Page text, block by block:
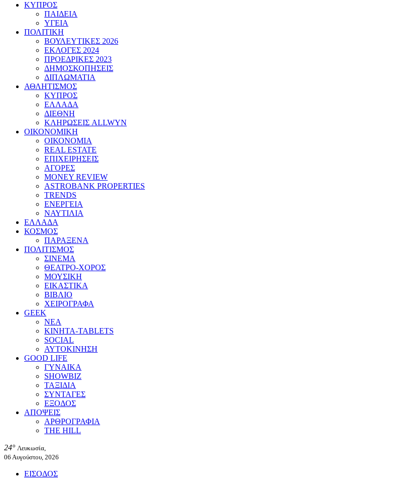
ΚΥΠΡΟΣ
ΠΑΙΔΕΙΑ
ΥΓΕΙΑ
ΠΟΛΙΤΙΚΗ
ΒΟΥΛΕΥΤΙΚΕΣ 2026
ΕΚΛΟΓΕΣ 2024
ΠΡΟΕΔΡΙΚΕΣ 2023
ΔΗΜΟΣΚΟΠΗΣΕΙΣ
ΔΙΠΛΩΜΑΤΙΑ
ΑΘΛΗΤΙΣΜΟΣ
ΚΥΠΡΟΣ
ΕΛΛΑΔΑ
ΔΙΕΘΝΗ
ΚΛΗΡΩΣΕΙΣ ALLWYN
ΟΙΚΟΝΟΜΙΚΗ
ΟΙΚΟΝΟΜΙΑ
REAL ESTATE
ΕΠΙΧΕΙΡΗΣΕΙΣ
ΑΓΟΡΕΣ
MONEY REVIEW
ASTROBANK PROPERTIES
TRENDS
ΕΝΕΡΓΕΙΑ
ΝΑΥΤΙΛΙΑ
ΕΛΛΑΔΑ
ΚΟΣΜΟΣ
ΠΑΡΑΞΕΝΑ
ΠΟΛΙΤΙΣΜΟΣ
ΣΙΝΕΜΑ
ΘΕΑΤΡΟ-ΧΟΡΟΣ
ΜΟΥΣΙΚΗ
ΕΙΚΑΣΤΙΚΑ
ΒΙΒΛΙΟ
ΧΕΙΡΟΓΡΑΦΑ
GEEK
ΝΕΑ
ΚΙΝΗΤΑ-TABLETS
SOCIAL
ΑΥΤΟΚΙΝΗΣΗ
GOOD LIFE
ΓΥΝΑΙΚΑ
SHOWBIZ
ΤΑΞΙΔΙΑ
ΣΥΝΤΑΓΕΣ
ΕΞΟΔΟΣ
ΑΠΟΨΕΙΣ
ΑΡΘΡΟΓΡΑΦΙΑ
THE HILL
24° Λευκωσία,
06 Αυγούστου, 2026
ΕΙΣΟΔΟΣ